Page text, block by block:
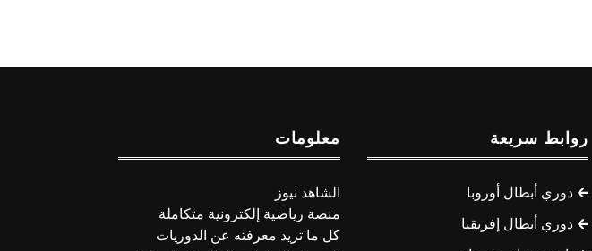
روابط سريعة
دوري أبطال أوروبا
دوري أبطال إفريقيا
معلومات
الشاهد نيوز
منصة رياضية إلكترونية متكاملة
كل ما تريد معرفته عن الدوريات